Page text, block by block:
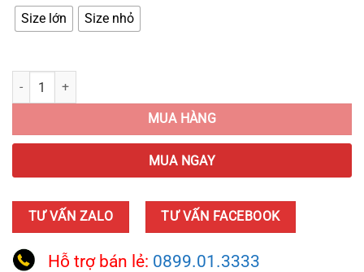
Size lớn Size nhỏ
Quả Cầu Pha Lê Đế Tròn quantity
MUA HÀNG
MUA NGAY
TƯ VẤN ZALO TƯ VẤN FACEBOOK
Hỗ trợ bán lẻ: 0899.01.3333